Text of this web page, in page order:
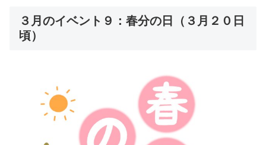
３月のイベント９：春分の日（３月２０日
頃）